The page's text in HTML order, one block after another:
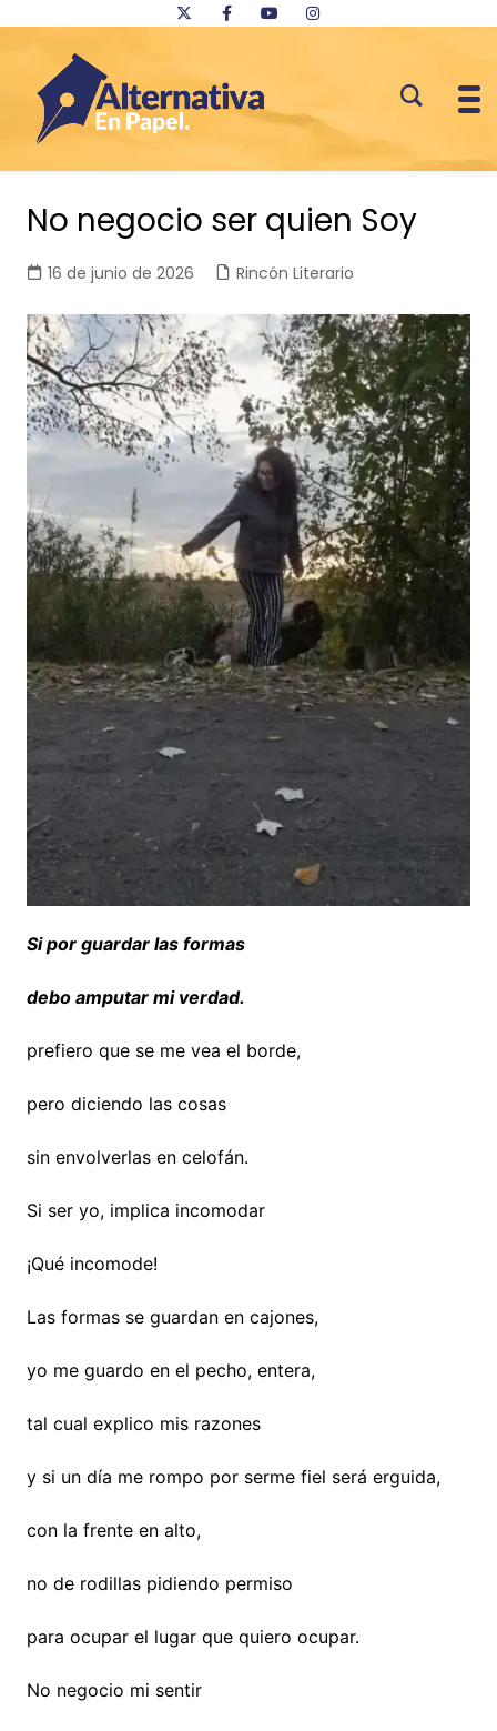
contenido
No negocio ser quien Soy
16 de junio de 2026 Rincón Literario
Si por guardar las formas
debo amputar mi verdad.
prefiero que se me vea el borde,
pero diciendo las cosas
sin envolverlas en celofán.
Si ser yo, implica incomodar
¡Qué incomode!
Las formas se guardan en cajones,
yo me guardo en el pecho, entera,
tal cual explico mis razones
y si un día me rompo por serme fiel será erguida,
con la frente en alto,
no de rodillas pidiendo permiso
para ocupar el lugar que quiero ocupar.
No negocio mi sentir